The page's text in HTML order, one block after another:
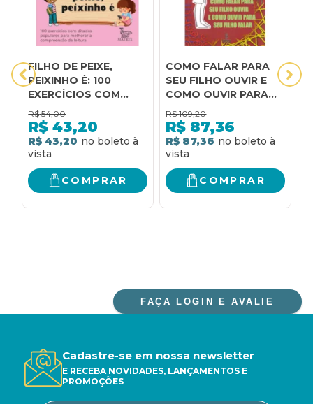
FILHO DE PEIXE,
PEIXINHO É: 100
EXERCÍCIOS COM
DITADOS POPULARES
PARA MELHORAR A
COMPREENSÃO DA
LEITURA
R$ 54,00
R$ 43,20
R$ 43,20
COMPRAR
COMO FALAR PARA
SEU FILHO OUVIR E
COMO OUVIR PARA
SEU FILHO FALAR
R$ 109,20
R$ 87,36
R$ 87,36
COMPRAR
FAÇA LOGIN E AVALIE
Cadastre-se em nossa newsletter
E RECEBA NOVIDADES, LANÇAMENTOS E
PROMOÇÕES